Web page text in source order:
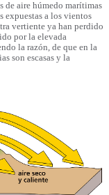
de aire húmedo marítimas
expuestas a los vientos
vertiente ya han perdido
por la elevada
la razón, de que en la
son escasas y la